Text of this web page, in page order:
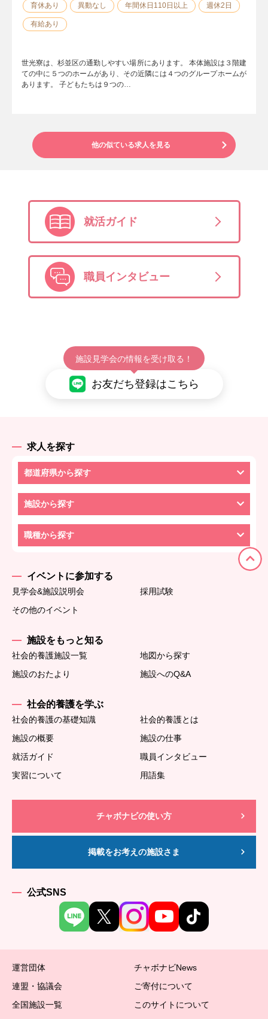
育休あり 異動なし 年間休日110日以上 週休2日
有給あり
世光寮は、杉並区の通勤しやすい場所にあります。 本体施設は３階建
ての中に５つのホームがあり、その近隣には４つのグループホームが
あります。 子どもたちは９つの…
他の似ている求人を見る
就活ガイド
職員インタビュー
施設見学会の情報を受け取る！
お友だち登録はこちら
求人を探す
都道府県から探す
施設から探す
職種から探す
イベントに参加する
見学会&施設説明会
採用試験
その他のイベント
施設をもっと知る
社会的養護施設一覧
地図から探す
施設のおたより
施設へのQ&A
社会的養護を学ぶ
社会的養護の基礎知識
社会的養護とは
施設の概要
施設の仕事
就活ガイド
職員インタビュー
実習について
用語集
チャボナビの使い方
掲載をお考えの施設さま
公式SNS
運営団体
チャボナビNews
連盟・協議会
ご寄付について
全国施設一覧
このサイトについて